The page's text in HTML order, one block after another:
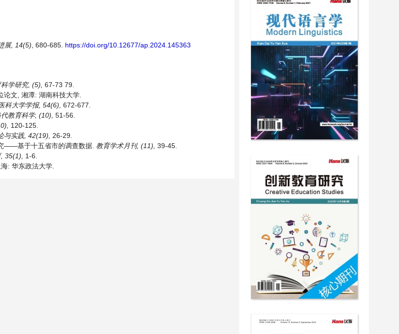
展, 14(5) , 680-685. https://doi.org/10.12677/ap.2024.145363
学研究, (5), 67-73 79.
论文, 湘潭: 湖南科技大学.
科大学学报, 54(6), 672-677.
代教育科学, (10), 51-56.
120-125.
与实践, 42(19),
26-29.
——基于十五省市的调查数据. 教育学术月刊, (11), 39-45.
, 35(1),
1-6.
: 华东政法大学.